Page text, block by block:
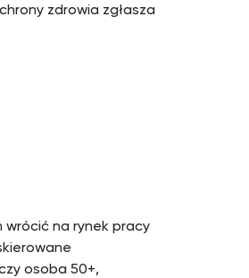
zdrowia zgłasza
na rynek pracy
osoba 50+,